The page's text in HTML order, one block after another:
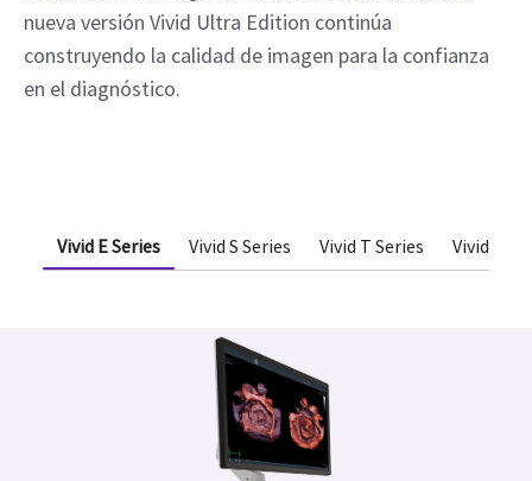
nueva versión Vivid Ultra Edition continúa
construyendo la calidad de imagen para la confianza
en el diagnóstico.
Vivid E Series Vivid S Series Vivid T Series Vivid iq